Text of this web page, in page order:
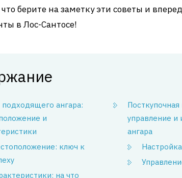
берите на заметку эти советы и
в Лос-Сантосе!
ангара:
и
ключ к
на что
Посткупочная
управление и
ангара